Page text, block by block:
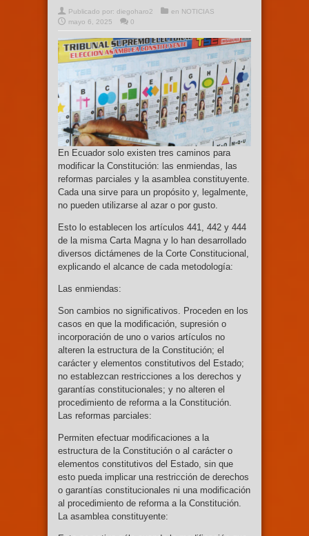
Publicado por: diegoharo2 en NOTICIAS
mayo 6, 2025
0
En Ecuador solo existen tres caminos para
modificar la Constitución: las enmiendas, las
reformas parciales y la asamblea constituyente.
Cada una sirve para un propósito y, legalmente,
no pueden utilizarse al azar o por gusto.
Esto lo establecen los artículos 441, 442 y 444
de la misma Carta Magna y lo han desarrollado
diversos dictámenes de la Corte Constitucional,
explicando el alcance de cada metodología:
Las enmiendas:
Son cambios no significativos. Proceden en los
casos en que la modificación, supresión o
incorporación de uno o varios artículos no
alteren la estructura de la Constitución; el
carácter y elementos constitutivos del Estado;
no establezcan restricciones a los derechos y
garantías constitucionales; y no alteren el
procedimiento de reforma a la Constitución.
Las reformas parciales:
Permiten efectuar modificaciones a la
estructura de la Constitución o al carácter o
elementos constitutivos del Estado, sin que
esto pueda implicar una restricción de derechos
o garantías constitucionales ni una modificación
al procedimiento de reforma a la Constitución.
La asamblea constituyente: